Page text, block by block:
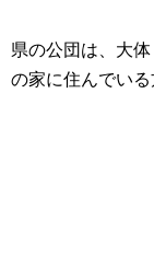
県の公団は、大
の家に住んでいる